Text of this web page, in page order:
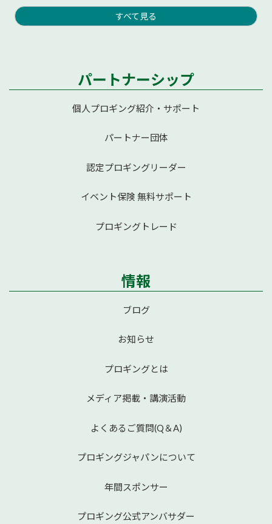
すべて見る
パートナーシップ
個人プロギング紹介・サポート
パートナー団体
認定プロギングリーダー
イベント保険 無料サポート
プロギングトレード
情報
ブログ
お知らせ
プロギングとは
メディア掲載・講演活動
よくあるご質問(Q＆A)
プロギングジャパンについて
年間スポンサー
プロギング公式アンバサダー